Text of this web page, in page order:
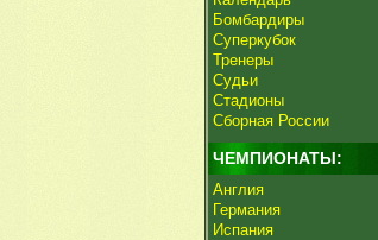
Бомбардиры
Суперкубок
Тренеры
Судьи
Стадионы
Сборная России
ЧЕМПИОНАТЫ:
Англия
Германия
Испания